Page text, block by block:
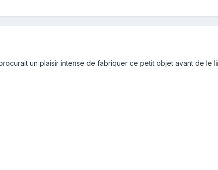
un plaisir intense de fabriquer ce petit objet avant de le